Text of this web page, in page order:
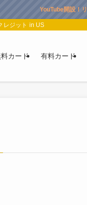
YouTube開設！
レジット in US
カード 有料カード